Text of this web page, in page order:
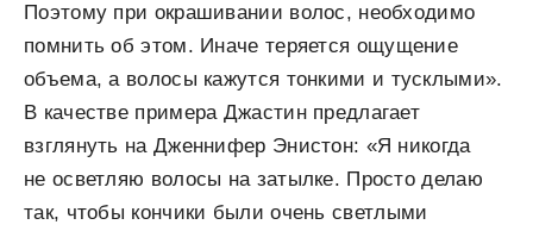
Поэтому при окрашивании волос, необходимо
помнить об этом. Иначе теряется ощущение
объема, а волосы кажутся тонкими и тусклыми».
В качестве примера Джастин предлагает
взглянуть на Дженнифер Энистон: «Я никогда
не осветляю волосы на затылке. Просто делаю
так, чтобы кончики были очень светлыми